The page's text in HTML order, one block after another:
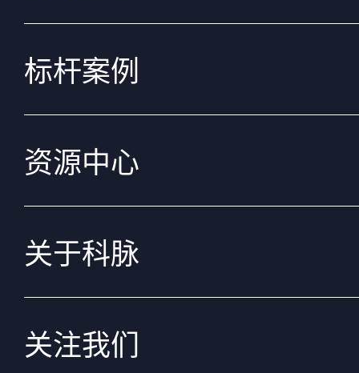
标杆案例
资源中心
关于科脉
关注我们